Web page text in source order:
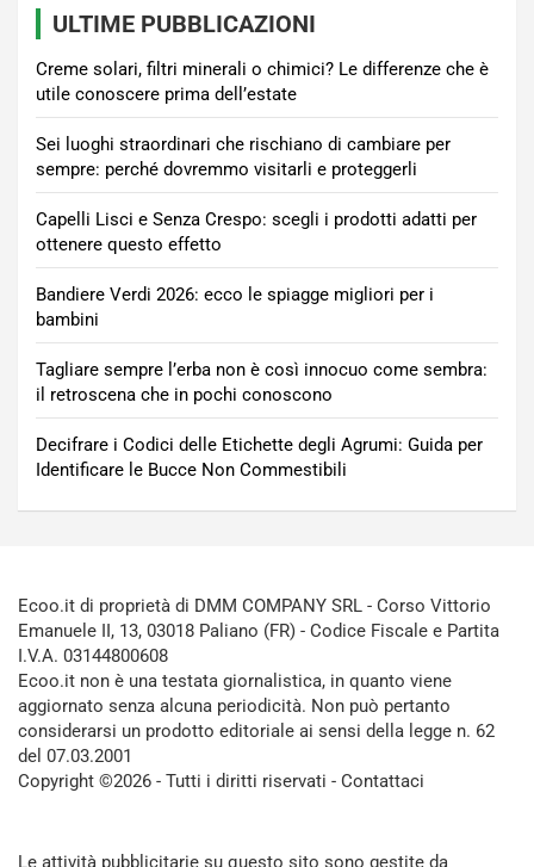
ULTIME PUBBLICAZIONI
Creme solari, filtri minerali o chimici? Le differenze che è
utile conoscere prima dell’estate
Sei luoghi straordinari che rischiano di cambiare per
sempre: perché dovremmo visitarli e proteggerli
Capelli Lisci e Senza Crespo: scegli i prodotti adatti per
ottenere questo effetto
Bandiere Verdi 2026: ecco le spiagge migliori per i
bambini
Tagliare sempre l’erba non è così innocuo come sembra:
il retroscena che in pochi conoscono
Decifrare i Codici delle Etichette degli Agrumi: Guida per
Identificare le Bucce Non Commestibili
Ecoo.it di proprietà di DMM COMPANY SRL - Corso Vittorio
Emanuele II, 13, 03018 Paliano (FR) - Codice Fiscale e Partita
I.V.A. 03144800608
Ecoo.it non è una testata giornalistica, in quanto viene
aggiornato senza alcuna periodicità. Non può pertanto
considerarsi un prodotto editoriale ai sensi della legge n. 62
del 07.03.2001
Copyright ©2026 - Tutti i diritti riservati - Contattaci
Le attività pubblicitarie su questo sito sono gestite da